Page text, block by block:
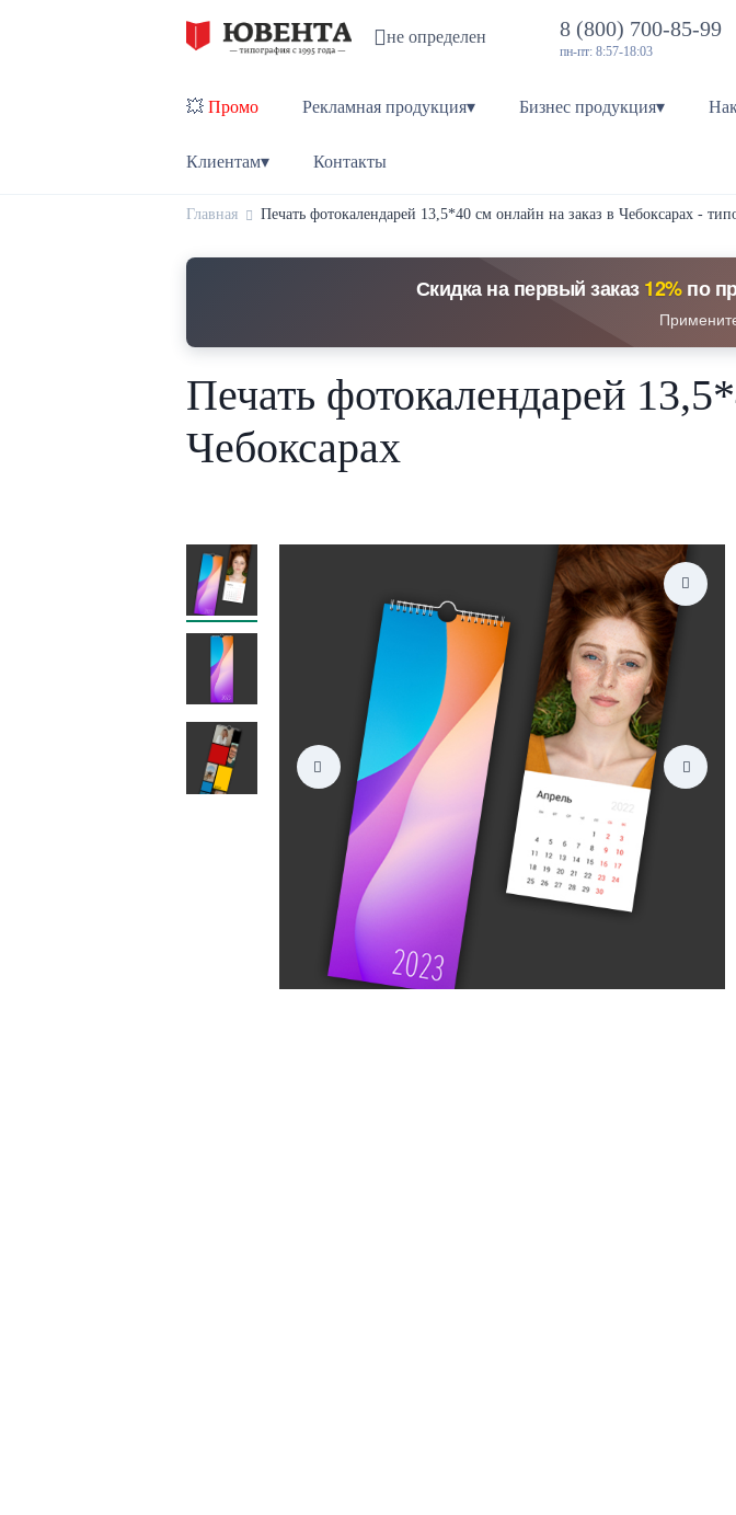
не определен 8 (800) 700-85-99
пн-пт: 8:57-18:03
💥 Промо Рекламная продукция▾ Бизнес продукция▾
Клиентам▾ Контакты
Главная Печать фотокалендарей 13,5*40 см онлайн на заказ в Чебоксарах -
Скидка на первый заказ12%по
Печать фотокалендарей
Чебоксарах